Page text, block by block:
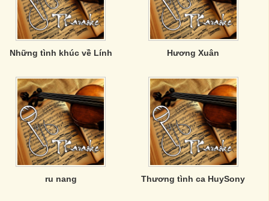
Những tình khúc về Lính Hương Xuân
ru nang Thương tình ca HuySony